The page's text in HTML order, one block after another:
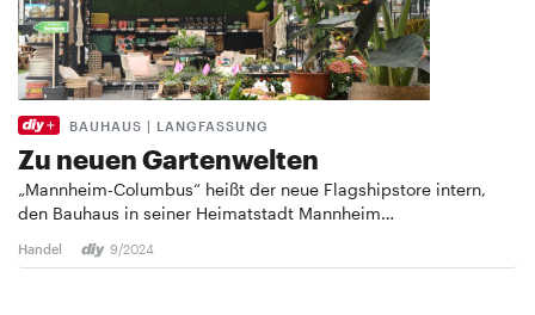
BAUHAUS | LANGFASSUNG
Zu neuen Gartenwelten
„Mannheim-Columbus“ heißt der neue Flagshipstore intern,
den Bauhaus in seiner Heimatstadt Mannheim…
Handel 9/2024